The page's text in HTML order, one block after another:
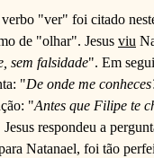
"ver" foi citado
de "olhar". Jesus viu
sem falsidade". Em
"De onde me
"Antes que Filipe te
Jesus respondeu a
Natanael, foi tão